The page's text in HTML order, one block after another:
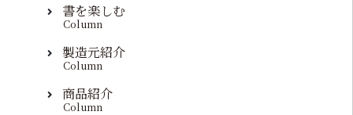
書を楽しむ
Column
製造元紹介
Column
商品紹介
Column